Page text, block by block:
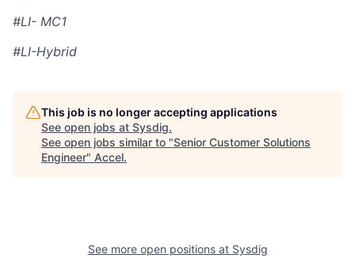
#LI- MC1
#LI-Hybrid
This job is no longer accepting applications
See open jobs at Sysdig.
See open jobs similar to "Senior Customer Solutions
Engineer" Accel.
See more open positions at Sysdig